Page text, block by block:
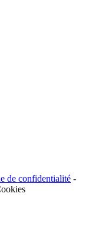
de confidentialité -